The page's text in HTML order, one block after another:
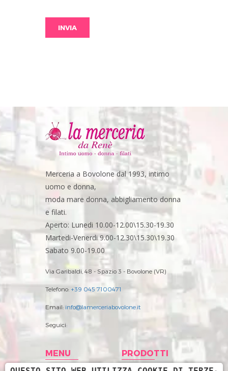
Merceria a Bovolone dal 1993, intimo
uomo e donna,
moda mare donna, abbigliamento donna
e filati.
Aperto: Lunedi 10.00-12.00\15.30-19.30
Martedi-Venerdi 9.00-12.30\15.30\19.30
Sabato 9.00-19.00
Via Garibaldi, 48 - Spazio 3 - Bovolone (VR)
Telefono: +39 045 7100471
Email: info@lamerceriabovolone.it
Seguici:
MENU PRODOTTI